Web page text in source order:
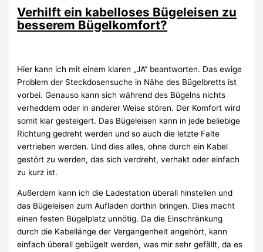
Verhilft ein kabelloses Bügeleisen zu
besserem Bügelkomfort?
Hier kann ich mit einem klaren „JA“ beantworten. Das ewige
Problem der Steckdosensuche in Nähe des Bügelbretts ist
vorbei. Genauso kann sich während des Bügelns nichts
verheddern oder in anderer Weise stören. Der Komfort wird
somit klar gesteigert. Das Bügeleisen kann in jede beliebige
Richtung gedreht werden und so auch die letzte Falte
vertrieben werden. Und dies alles, ohne durch ein Kabel
gestört zu werden, das sich verdreht, verhakt oder einfach
zu kurz ist.
Außerdem kann ich die Ladestation überall hinstellen und
das Bügeleisen zum Aufladen dorthin bringen. Dies macht
einen festen Bügelplatz unnötig. Da die Einschränkung
durch die Kabellänge der Vergangenheit angehört, kann
einfach überall gebügelt werden, was mir sehr gefällt, da es